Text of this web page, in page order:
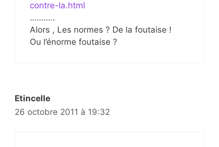
contre-la.html
………..
Alors , Les normes ? De la foutaise !
Ou l’énorme foutaise ?
Etincelle
26 octobre 2011 à 19:32